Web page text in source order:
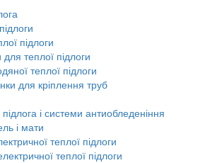
підлоги
теплої підлоги
теплої підлоги
для кріплення труб
і системи антиобледеніння
і мати
теплої підлоги
теплої підлоги